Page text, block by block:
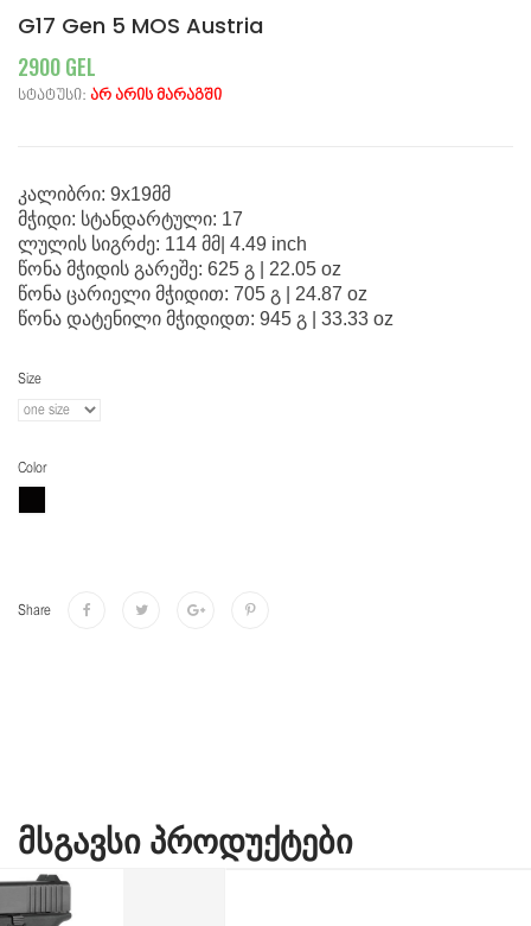
G17 Gen 5 MOS Austria
2900 GEL
სტატუსი: არ არის მარაგში
კალიბრი: 9x19მმ
მჭიდი: სტანდარტული: 17
ლულის სიგრძე: 114 მმ| 4.49 inch
წონა მჭიდის გარეშე: 625 გ | 22.05 oz
წონა ცარიელი მჭიდით: 705 გ | 24.87 oz
წონა დატენილი მჭიდიდთ: 945 გ | 33.33 oz
Size
Color
Share
ᲛᲡᲒᲐᲕᲡᲘ ᲞᲠᲝᲓᲣᲥᲢᲔᲑᲘ